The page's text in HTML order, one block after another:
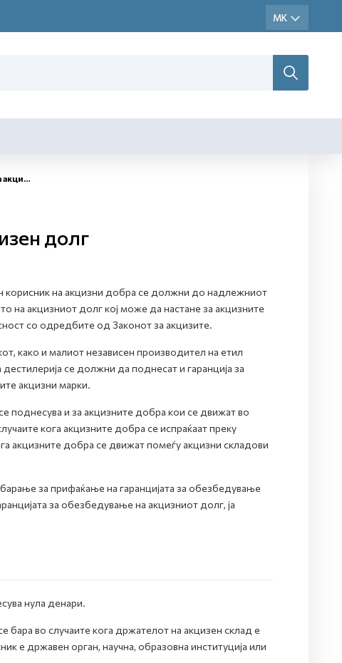
долг
долг
корисник на акцизни добра се должни до надлежниот
на акцизниот долг кој може да настане за акцизните
со одредбите од Законот за акцизите.
како и малиот независен производител на етил
се должни да поднесат и гаранција за
акцизни марки.
поднесува и за акцизните добра кои се движат во
кога акцизните добра се испраќаат преку
акцизните добра се движат помеѓу акцизни складови
за прифаќање на гаранцијата за обезбедување
за обезбедување на акцизниот долг, ја
нула денари.
бара во случаите кога држателот на акцизен склад е
е државен орган, научна, образовна институција или